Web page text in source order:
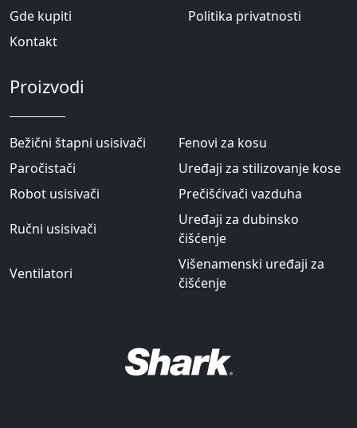
Gde kupiti
Kontakt
Politika privatnosti
Proizvodi
Bežični štapni usisivači
Fenovi za kosu
Paročistači
Uređaji za stilizovanje kose
Robot usisivači
Prečišćivači vazduha
Ručni usisivači
Uređaji za dubinsko
čišćenje
Ventilatori
Višenamenski uređaji za
čišćenje